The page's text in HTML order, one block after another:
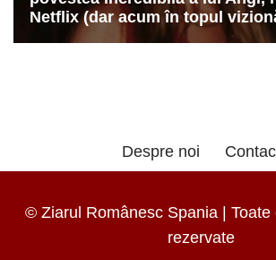
Despre noi
© Ziarul Românesc Spania | Toate
rezervate